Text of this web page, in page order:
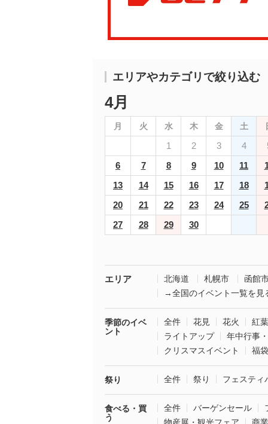
エリアやカテゴリで絞り込む
4月
月 火 水 木 金 土
1 2 3 4
6
7 8 9 10 11
13
14 15 16 17 18
20
21 22 23 24 25
27
28 29 30
エリア 北海道 札幌市
函館
→全国のイベント一覧を見
季節のイベ
ント
全件 花見 花火
紅葉
ライトアップ
年中行事
クリスマスイベント
福
祭り 全件 祭り フェスティ
食べる・買
う
全件 バーゲンセール